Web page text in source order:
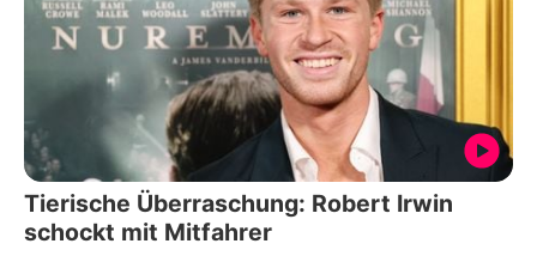
Tierische Überraschung: Robert Irwin
schockt mit Mitfahrer